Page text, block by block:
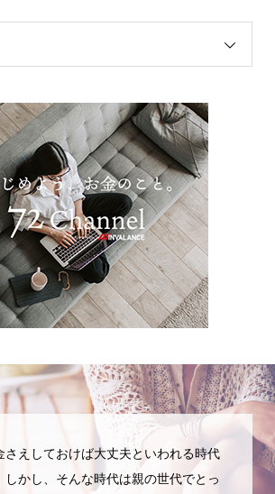
さえしておけば大丈夫といわれる時代
しかし、そんな時代は親の世代でとっ